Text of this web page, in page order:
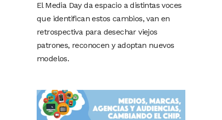
El Media Day da espacio a distintas voces
que identifican estos cambios, van en
retrospectiva para desechar viejos
patrones, reconocen y adoptan nuevos
modelos.